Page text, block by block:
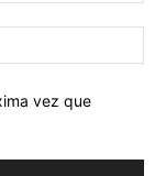
vez que